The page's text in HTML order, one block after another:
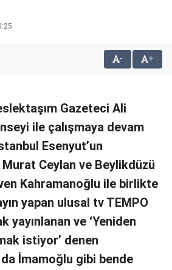
- +
Gazeteci Ali
ile çalışmaya devam
Esenyut’un
Ceylan ve Beylikdüzü
Kahramanoğlu ile birlikte
yapan ulusal tv TEMPO
yayınlanan ve ‘Yeniden
istiyor’ denen
da İmamoğlu gibi bende